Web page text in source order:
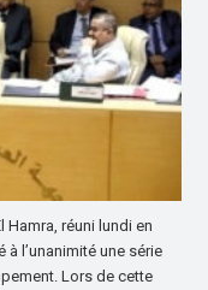
Hamra, réuni lundi en
l’unanimité une série
Lors de cette